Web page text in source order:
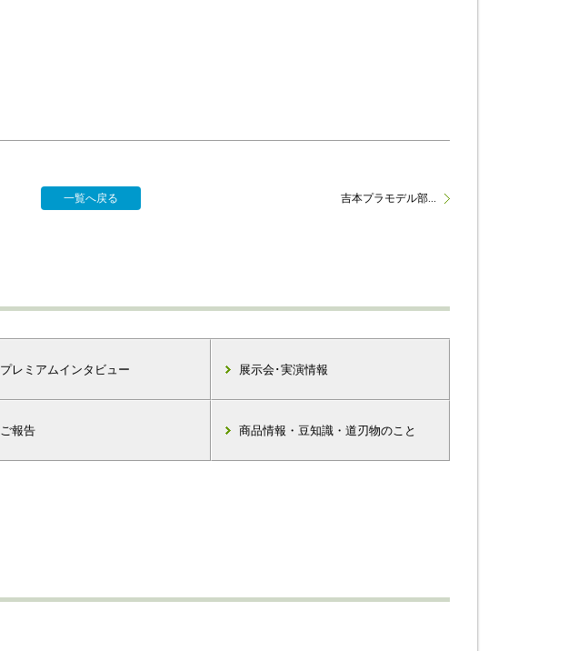
一覧へ戻る 吉本プラモデル部...
プレミアムインタビュー 展示会･実演情報
ご報告 商品情報・豆知識・道刃物のこと